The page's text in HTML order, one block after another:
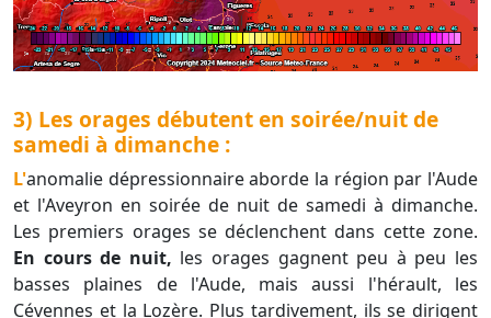
3) Les orages débutent en soirée/nuit de
samedi à dimanche :
L'anomalie dépressionnaire aborde la région par l'Aude
et l'Aveyron en soirée de nuit de samedi à dimanche.
Les premiers orages se déclenchent dans cette zone.
En cours de nuit, les orages gagnent peu à peu les
basses plaines de l'Aude, mais aussi l'hérault, les
Cévennes et la Lozère. Plus tardivement, ils se dirigent